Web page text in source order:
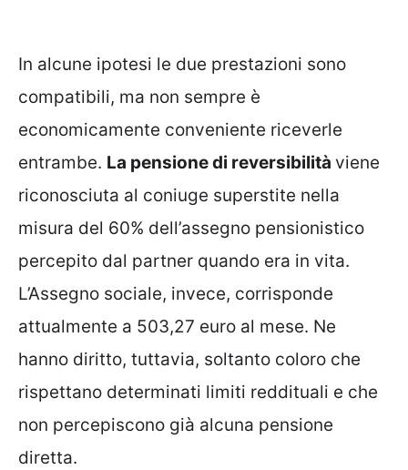
In alcune ipotesi le due prestazioni sono
compatibili, ma non sempre è
economicamente conveniente riceverle
entrambe. La pensione di reversibilità viene
riconosciuta al coniuge superstite nella
misura del 60% dell’assegno pensionistico
percepito dal partner quando era in vita.
L’Assegno sociale, invece, corrisponde
attualmente a 503,27 euro al mese. Ne
hanno diritto, tuttavia, soltanto coloro che
rispettano determinati limiti reddituali e che
non percepiscono già alcuna pensione
diretta.